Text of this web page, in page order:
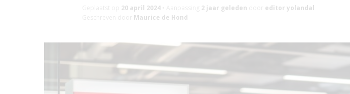
20 april 2024• 2 jaar geleden
editor yolandal
Maurice de Hond